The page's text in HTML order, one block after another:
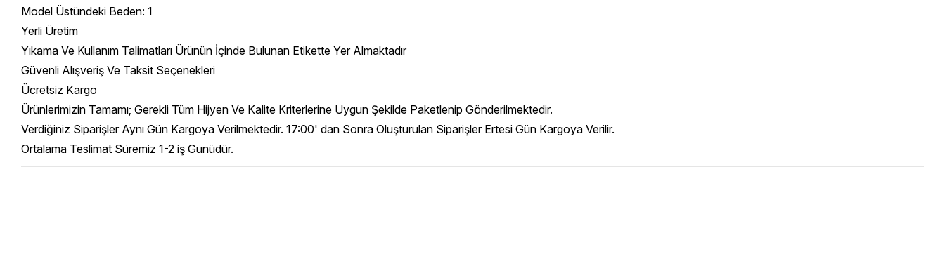
Model Üstündeki Beden: 1
Yerli Üretim
Yıkama Ve Kullanım Talimatları Ürünün İçinde Bulunan Etikette Yer Almaktadır
Güvenli Alışveriş Ve Taksit Seçenekleri
Ücretsiz Kargo
Ürünlerimizin Tamamı; Gerekli Tüm Hijyen Ve Kalite Kriterlerine Uygun Şekilde Paketlenip Gönderilmektedir.
Verdiğiniz Siparişler Aynı Gün Kargoya Verilmektedir. 17:00' dan Sonra Oluşturulan Siparişler Ertesi Gün Kargoya Verilir.
Ortalama Teslimat Süremiz 1-2 iş Günüdür.